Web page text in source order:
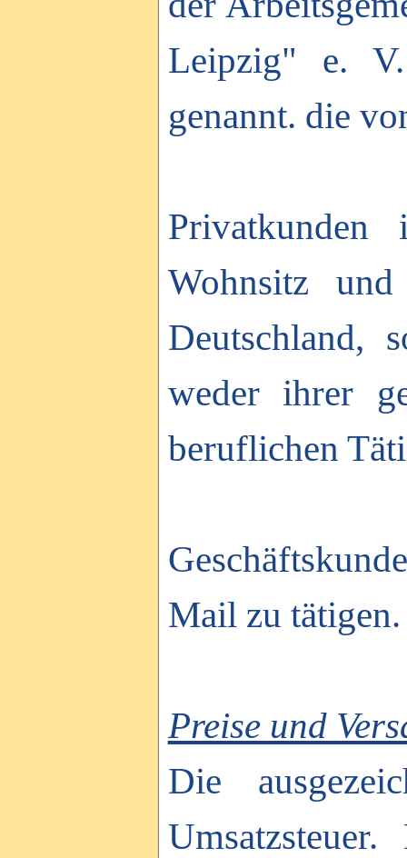
Leipzig" e. V.
genannt. die
Wohnsitz
Deutschland,
weder ihrer
beruflichen
Mail zu tätigen.
Preise und
Die